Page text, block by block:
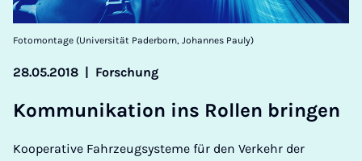
Fotomontage (Universität Paderborn, Johannes Pauly)
28.05.2018 Forschung
Kom­munika­tion ins Rol­len brin­g­en
Kooperative Fahrzeugsysteme für den Verkehr der